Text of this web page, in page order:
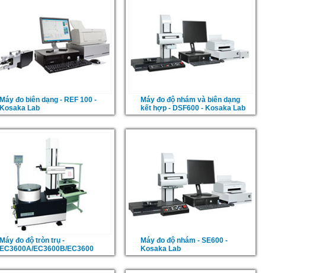
Máy đo biên dạng - REF 100 -
Kosaka Lab
Máy đo độ nhám và biên dạng
kết hợp - DSF600 - Kosaka Lab
Máy đo độ tròn trụ -
EC3600A/EC3600B/EC3600
Máy đo độ nhám - SE600 -
Kosaka Lab